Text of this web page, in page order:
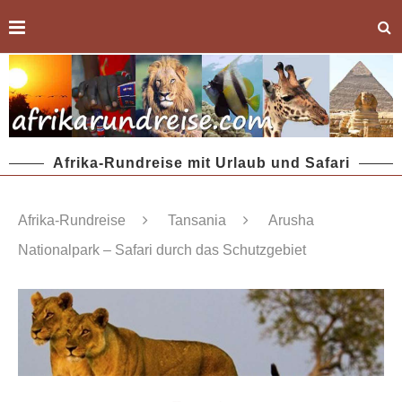
Afrika-Rundreise mit Urlaub und Safari
Afrika-Rundreise Tansania
Arusha
Nationalpark – Safari durch das Schutzgebiet